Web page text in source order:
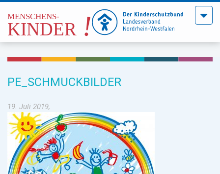
Menü
PE_SCHMUCKBILDER
19. Juli 2019,